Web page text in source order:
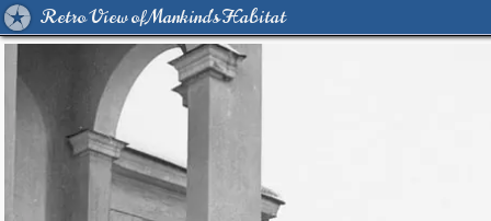
Retro View of Mankind's Habitat